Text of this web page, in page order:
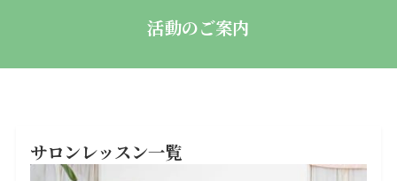
活動のご案内
サロンレッスン一覧